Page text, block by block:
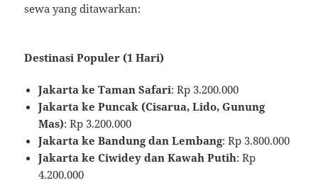
sewa yang ditawarkan:
Destinasi Populer (1 Hari)
Jakarta ke Taman Safari: Rp 3.200.000
Jakarta ke Puncak (Cisarua, Lido, Gunung
Mas): Rp 3.200.000
Jakarta ke Bandung dan Lembang: Rp 3.800.000
Jakarta ke Ciwidey dan Kawah Putih: Rp
4.200.000